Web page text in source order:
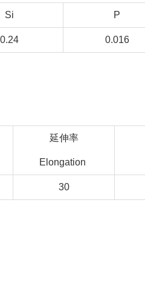
Si P
0.24 0.016
延伸率
Elongation
30